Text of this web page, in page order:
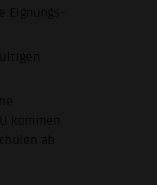
Eignungs­
kommen
ab